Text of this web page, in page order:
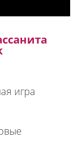
игра